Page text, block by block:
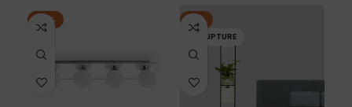
-17%
-8%
EN RUPTURE